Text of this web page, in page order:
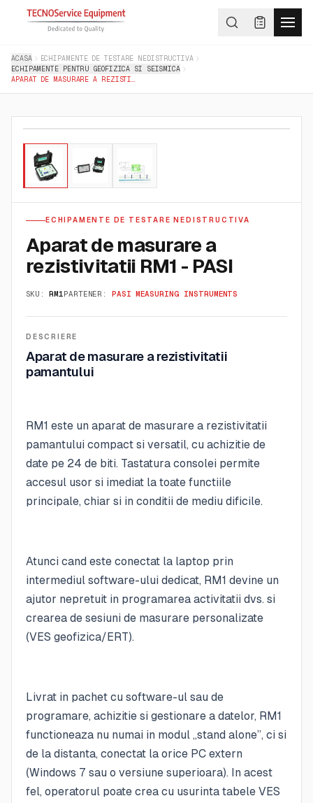
ACASA
ECHIPAMENTE DE TESTARE NEDISTRUCTIVA
ECHIPAMENTE PENTRU GEOFIZICA SI SEISMICA
ECHIPAMENTE DE TESTARE NEDISTRUCTIVA
Aparat de masurare a
rezistivitatii RM1 - PASI
SKU: RM1 PARTENER: PASI MEASURING INSTRUMENTS
DESCRIERE
Aparat de masurare a rezistivitatii
pamantului
RM1 este un aparat de masurare a rezistivitatii
pamantului compact si versatil, cu achizitie de
date pe 24 de biti. Tastatura consolei permite
accesul usor si imediat la toate functiile
principale, chiar si in conditii de mediu dificile.
Atunci cand este conectat la laptop prin
intermediul software-ului dedicat, RM1 devine un
ajutor nepretuit in programarea activitatii dvs. si
crearea de sesiuni de masurare personalizate
(VES geofizica/ERT).
Livrat in pachet cu software-ul sau de
programare, achizitie si gestionare a datelor, RM1
functioneaza nu numai in modul „stand alone”, ci si
de la distanta, conectat la orice PC extern
(Windows 7 sau o versiune superioara). In acest
fel, operatorul poate crea cu usurinta tabele VES